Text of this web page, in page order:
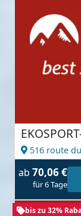
516 route
ab 70,06 €
für 6 Tage
bis zu 32%